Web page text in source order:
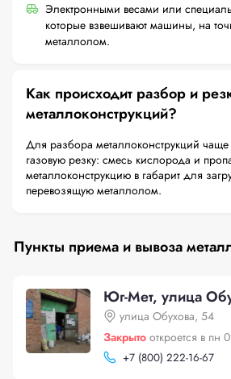
Электронными весами или
которые взвешивают машины, на
металлолом.
Как происходит разбор и
металлоконструкций?
Для разбора металлоконструкций чаще
газовую резку: смесь кислорода и
металлоконструкцию в габарит для
перевозящую металлолом.
Пункты приема и вывоза
Юг-Мет, улица
улица Обухова, 54
Закрыто откроется в пн
+7 (800) 222-16-67